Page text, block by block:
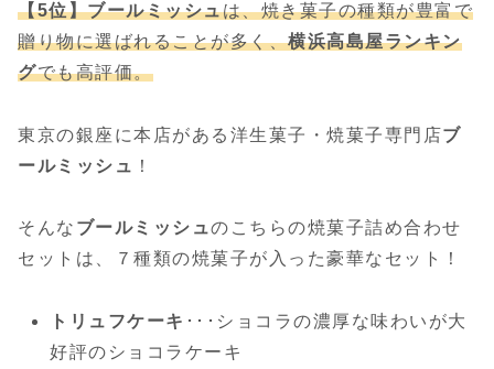
【5位】ブールミッシュは、焼き菓子の種類が豊富で
贈り物に選ばれることが多く、横浜高島屋ランキン
グでも高評価。
東京の銀座に本店がある洋生菓子・焼菓子専門店ブ
ールミッシュ ！
そんな ブールミッシュのこちらの焼菓子詰め合わせ
セットは、７種類の焼菓子が入った豪華なセット！
トリュフケーキ ･･･ショコラの濃厚な味わいが大
好評のショコラケーキ